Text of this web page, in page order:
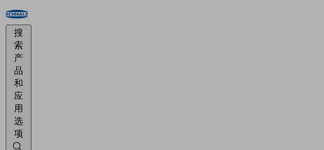
搜
索
产
品
和
应
用
选
项